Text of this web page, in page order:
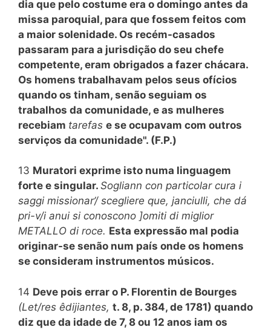
dia que pelo costume era o domingo antes da
missa paroquial, para que fossem feitos com
a maior solenidade. Os recém-casados
passaram para a jurisdição do seu chefe
competente, eram obrigados a fazer chácara.
Os homens trabalhavam pelos seus ofícios
quando os tinham, senão seguiam os
trabalhos da comunidade, e as mulheres
recebiam tarefas e se ocupavam com outros
serviços da comunidade". (F.P.)
13 Muratori exprime isto numa linguagem
forte e singular. Sogliann con particolar cura i
saggi missionar’/ scegliere que, janciulli, che dá
pri-v/i anui si conoscono ]omiti di miglior
METALLO di roce. Esta expressão mal podia
originar-se senão num país onde os homens
se consideram instrumentos músicos.
14 Deve pois errar o P. Florentin de Bourges
(Let/res êdijiantes, t. 8, p. 384, de 1781) quando
diz que da idade de 7, 8 ou 12 anos iam os